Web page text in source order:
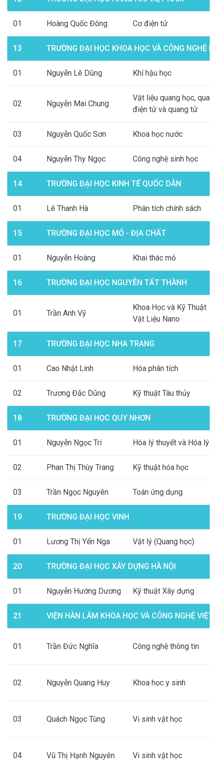
01 Hoàng Quốc Đông Cơ điện tử
13 TRƯỜNG ĐẠI HỌC KHOA HỌC VÀ CÔNG NGHỆ
01 Nguyễn Lê Dũng Khí hậu học
02 Nguyễn Mai Chung
Vật liệu quang học,
điện tử và quang tử
03 Nguyễn Quốc Sơn Khoa học nước
04 Nguyễn Thy Ngọc Công nghệ sinh học
14 TRƯỜNG ĐẠI HỌC KINH TẾ QUỐC DÂN
01 Lê Thanh Hà Phân tích chính sách
15 TRƯỜNG ĐẠI HỌC MỎ - ĐỊA CHẤT
01 Nguyễn Hoàng Khai thác mỏ
16 TRƯỜNG ĐẠI HỌC NGUYỄN TẤT THÀNH
01 Trần Anh Vỹ
Khoa Học và Kỹ Thuật
Vật Liệu Nano
17 TRƯỜNG ĐẠI HỌC NHA TRANG
01 Cao Nhật Linh Hóa phân tích
02 Trương Đắc Dũng Kỹ thuật Tàu thủy
18 TRƯỜNG ĐẠI HỌC QUY NHƠN
01 Nguyễn Ngọc Trí Hóa lý thuyết và Hóa lý
02 Phan Thị Thùy Trang Kỹ thuật hóa học
03 Trần Ngọc Nguyên Toán ứng dụng
19 TRƯỜNG ĐẠI HỌC VINH
01 Lương Thị Yến Nga Vật lý (Quang học)
20 TRƯỜNG ĐẠI HỌC XÂY DỰNG HÀ NỘI
01 Nguyễn Hướng Dương Kỹ thuật Xây dựng
21 VIỆN HÀN LÂM KHOA HỌC VÀ CÔNG NGHỆ VIỆT
01 Trần Đức Nghĩa Công nghệ thông tin
02 Nguyễn Quang Huy Khoa học y sinh
03 Quách Ngọc Tùng Vi sinh vật học
04 Vũ Thị Hạnh Nguyên Vi sinh vật học